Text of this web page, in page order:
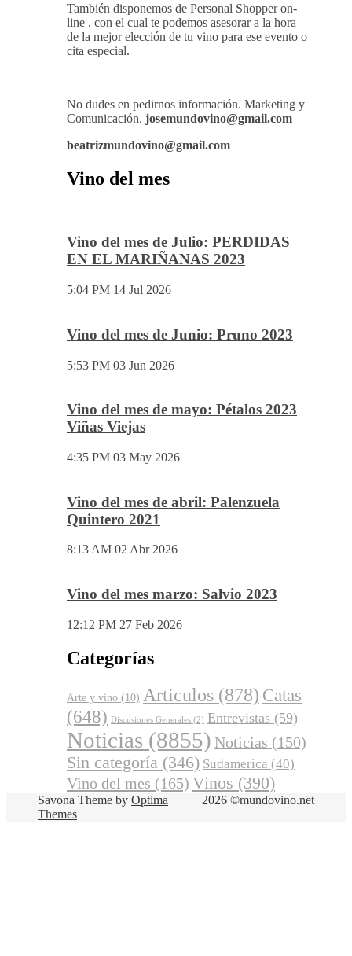
También disponemos de Personal Shopper on-
line , con el cual te podemos asesorar a la hora
de la mejor elección de tu vino para ese evento o
cita especial.
No dudes en pedirnos información. Marketing y
Comunicación. josemundovino@gmail.com
beatrizmundovino@gmail.com
Vino del mes
Vino del mes de Julio: PERDIDAS
EN EL MARIÑANAS 2023
5:04 PM 14 Jul 2026
Vino del mes de Junio: Pruno 2023
5:53 PM 03 Jun 2026
Vino del mes de mayo: Pétalos 2023
Viñas Viejas
4:35 PM 03 May 2026
Vino del mes de abril: Palenzuela
Quintero 2021
8:13 AM 02 Abr 2026
Vino del mes marzo: Salvio 2023
12:12 PM 27 Feb 2026
Categorías
Arte y vino (10) Articulos (878) Catas
(648) Discusiones Generales (2) Entrevistas (59)
Noticias (8855) Noticias (150)
Sin categoría (346) Sudamerica (40)
Vino del mes (165) Vinos (390)
2026 ©mundovino.net
Savona Theme by Optima
Themes